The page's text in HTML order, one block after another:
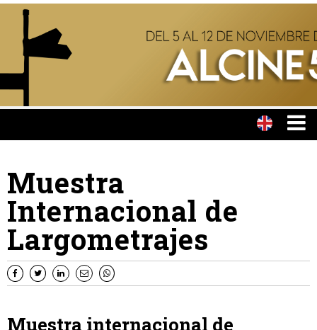
Muestra
Internacional de
Largometrajes
Muestra internacional de